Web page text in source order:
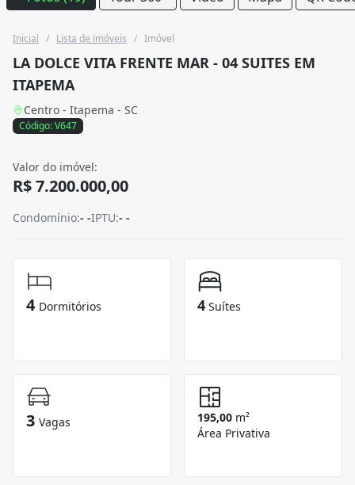
Inicial / Lista de imóveis / Imóvel
LA DOLCE VITA FRENTE MAR - 04 SUITES EM
ITAPEMA
Centro - Itapema - SC
Código: V647
Valor do imóvel:
R$ 7.200.000,00
Condomínio:- -IPTU:- -
4 Dormitórios 4 Suítes
3 Vagas 195,00 m²
Área Privativa